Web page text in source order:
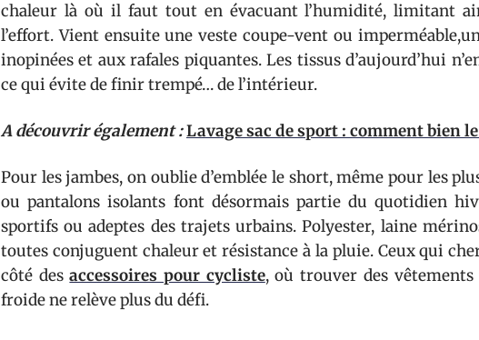
chaleur là où il faut tout en évacuant l’humidité, limitant
l’effort. Vient ensuite une veste coupe-vent ou
inopinées et aux rafales piquantes. Les tissus d’aujourd’hui
ce qui évite de finir trempé… de l’intérieur.
A découvrir également :Lavage sac de sport : comment bien
Pour les jambes, on oublie d’emblée le short, même pour les
ou pantalons isolants font désormais partie du quotidien
sportifs ou adeptes des trajets urbains. Polyester, laine
toutes conjuguent chaleur et résistance à la pluie. Ceux qui
côté desaccessoires pour cycliste, où trouver des
froide ne relève plus du défi.